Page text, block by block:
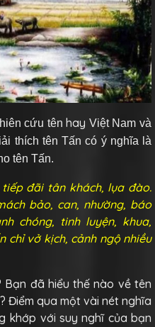
cứu tên hay Việt Nam và
thích tên Tấn có ý nghĩa là
tên Tấn.
đãi tân khách, lụa đào.
bảo, can, nhường, báo
chóng, tinh luyện, khua,
chỉ vở kịch, cảnh ngộ nhiều
đã hiểu thế nào về tên
Điểm qua một vài nét nghĩa
khớp với suy nghĩ của bạn